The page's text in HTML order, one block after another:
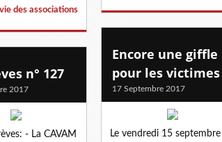
des associations
Encore une giffle
pour les victimes
17 Septembre 2017
Le vendredi 15 septembre
n° 127
2017
- La CAVAM